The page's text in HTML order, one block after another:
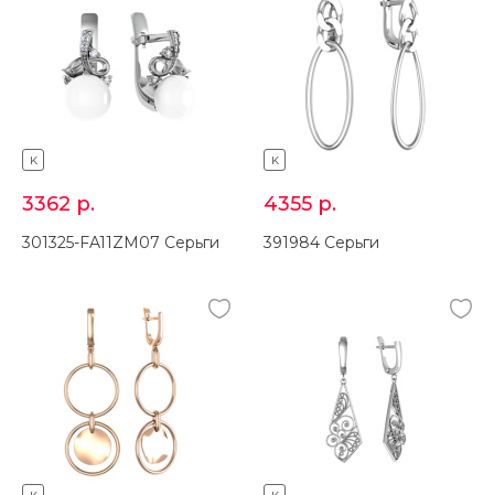
K
3362 р.
301325-FA11ZM07 Серьги
K
4355 р.
391984 Серьги